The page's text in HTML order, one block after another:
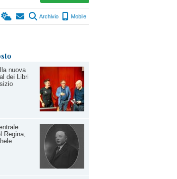
Archivio Mobile
nuova
dei Libri
Regina,